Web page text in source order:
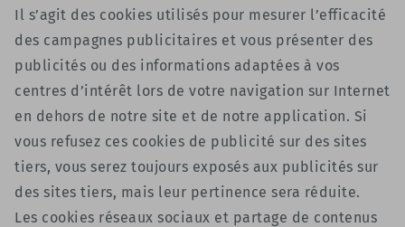
Il s’agit des cookies utilisés pour mesurer l’efficacité
des campagnes publicitaires et vous présenter des
publicités ou des informations adaptées à vos
centres d’intérêt lors de votre navigation sur Internet
en dehors de notre site et de notre application. Si
vous refusez ces cookies de publicité sur des sites
tiers, vous serez toujours exposés aux publicités sur
des sites tiers, mais leur pertinence sera réduite.
Les cookies réseaux sociaux et partage de contenus